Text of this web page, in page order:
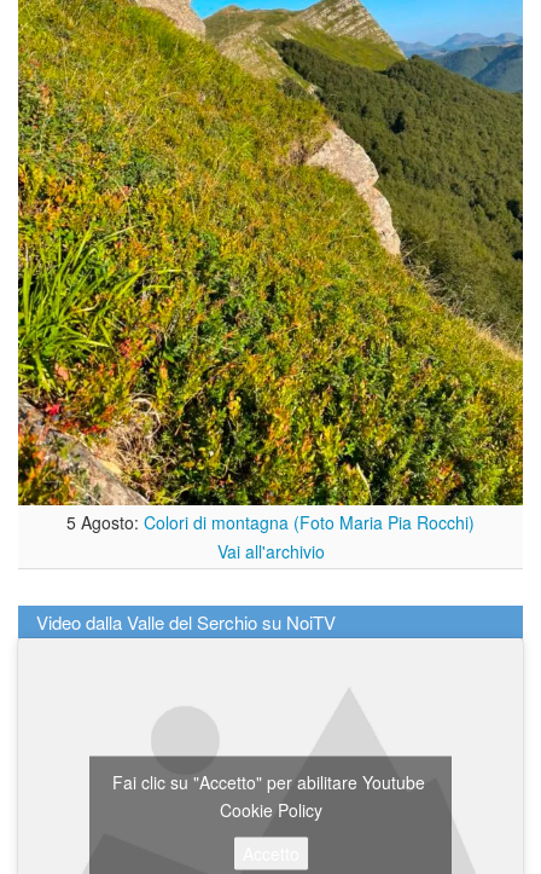
5 Agosto: Colori di montagna (Foto Maria Pia Rocchi)
Vai all'archivio
Video dalla Valle del Serchio su NoiTV
Fai clic su "Accetto" per abilitare Youtube
Cookie Policy